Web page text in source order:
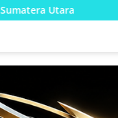
Pengecatan Berlanjut,